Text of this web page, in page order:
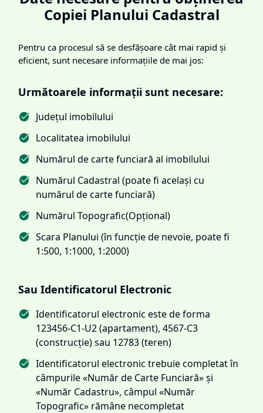
Copiei Planului Cadastral
Pentru ca procesul să se desfășoare cât mai rapid și
eficient, sunt necesare informațiile de mai jos:
Următoarele informații sunt necesare:
Județul imobilului
Localitatea imobilului
Numărul de carte funciară al imobilului
Numărul Cadastral (poate fi același cu
numărul de carte funciară)
Numărul Topografic(Opțional)
Scara Planului (în funcție de nevoie, poate fi
1:500, 1:1000, 1:2000)
Sau Identificatorul Electronic
Identificatorul electronic este de forma
123456-C1-U2 (apartament), 4567-C3
(construcție) sau 12783 (teren)
Identificatorul electronic trebuie completat în
câmpurile «Număr de Carte Funciară» și
«Număr Cadastru», câmpul «Număr
Topografic» rămâne necompletat